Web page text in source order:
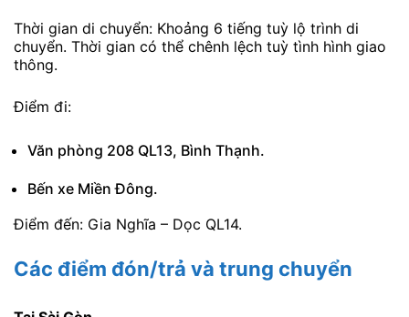
Thời gian di chuyển: Khoảng 6 tiếng tuỳ lộ trình di
chuyển. Thời gian có thể chênh lệch tuỳ tình hình giao
thông.
Điểm đi:
Văn phòng 208 QL13, Bình Thạnh.
Bến xe Miền Đông.
Điểm đến: Gia Nghĩa – Dọc QL14.
Các điểm đón/trả và trung chuyển